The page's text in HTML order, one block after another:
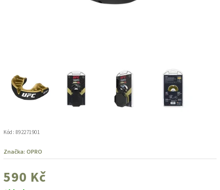
Kód: 892271901
Značka: OPRO
590 Kč